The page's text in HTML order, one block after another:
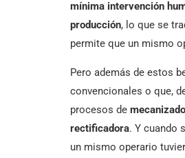
mínima intervención
producción, lo que se
permite que un mismo
Pero además de estos
convencionales o que,
procesos de mecanizado
rectificadora. Y cuando
un mismo operario